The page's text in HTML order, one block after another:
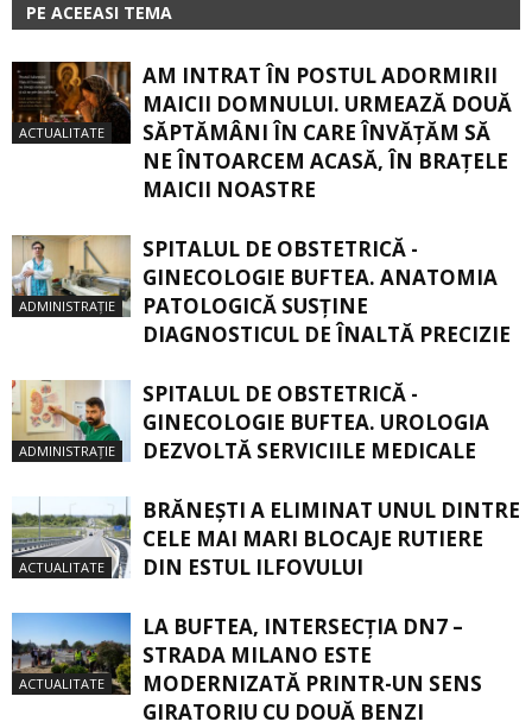
PE ACEEASI TEMA
ACTUALITATE
AM INTRAT ÎN POSTUL ADORMIRII
MAICII DOMNULUI. URMEAZĂ DOUĂ
SĂPTĂMÂNI ÎN CARE ÎNVĂŢĂM SĂ
NE ÎNTOARCEM ACASĂ, ÎN BRAŢELE
MAICII NOASTRE
ADMINISTRAȚIE
SPITALUL DE OBSTETRICĂ -
GINECOLOGIE BUFTEA. ANATOMIA
PATOLOGICĂ SUSŢINE
DIAGNOSTICUL DE ÎNALTĂ PRECIZIE
ADMINISTRAȚIE
SPITALUL DE OBSTETRICĂ -
GINECOLOGIE BUFTEA. UROLOGIA
DEZVOLTĂ SERVICIILE MEDICALE
ACTUALITATE
BRĂNEȘTI A ELIMINAT UNUL DINTRE
CELE MAI MARI BLOCAJE RUTIERE
DIN ESTUL ILFOVULUI
ACTUALITATE
LA BUFTEA, INTERSECŢIA DN7 –
STRADA MILANO ESTE
MODERNIZATĂ PRINTR-UN SENS
GIRATORIU CU DOUĂ BENZI